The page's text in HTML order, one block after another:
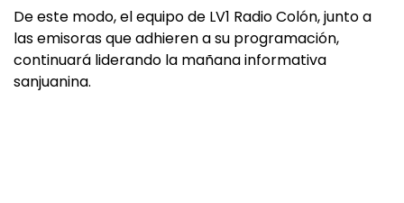
De este modo, el equipo de LV1 Radio Colón, junto a
las emisoras que adhieren a su programación,
continuará liderando la mañana informativa
sanjuanina.